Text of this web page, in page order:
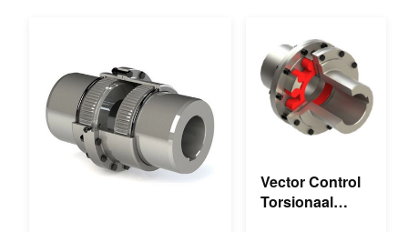
Vector Control
Torsionaal